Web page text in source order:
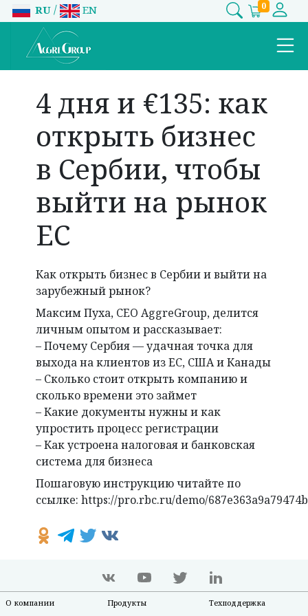
RU / EN 0
4 дня и €135: как
открыть бизнес
в Сербии, чтобы
выйти на рынок
ЕС
Как открыть бизнес в Сербии и выйти на
зарубежный рынок?
Максим Пуха, CEO AggreGroup, делится
личным опытом и рассказывает:
– Почему Сербия — удачная точка для
выхода на клиентов из ЕС, США и Канады
– Сколько стоит открыть компанию и
сколько времени это займет
– Какие документы нужны и как
упростить процесс регистрации
– Как устроена налоговая и банковская
система для бизнеса
Пошаговую инструкцию читайте по
ссылке: https://pro.rbc.ru/demo/
О компании Продукты
Техподдержка